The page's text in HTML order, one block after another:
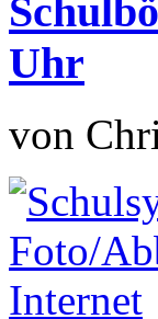
Uhr
von